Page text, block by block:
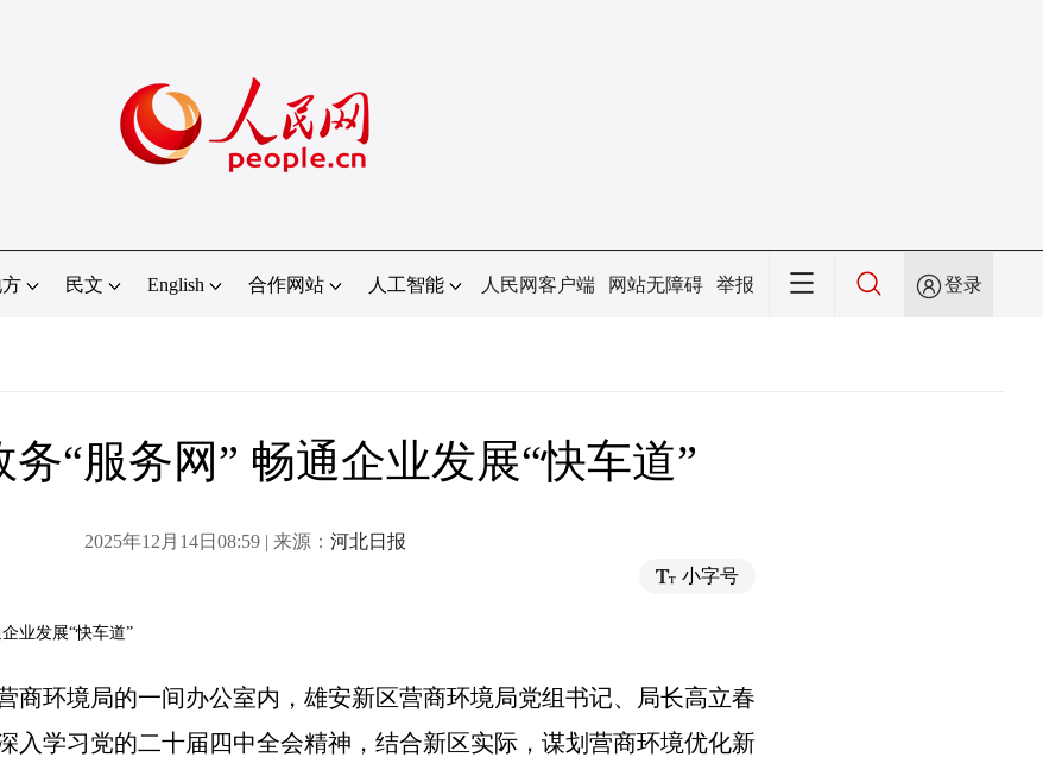
民文 English 合作网站 人工智能 人民网客户端 网站无障碍 举报 登录
“服务网” 畅通企业发展“快车道”
2025年12月14日08:59 | 来源： 河北日报
小字号
业发展“快车道”
环境局的一间办公室内，雄安新区营商环境局党组书记、局长高立春
入学习党的二十届四中全会精神，结合新区实际，谋划营商环境优化新